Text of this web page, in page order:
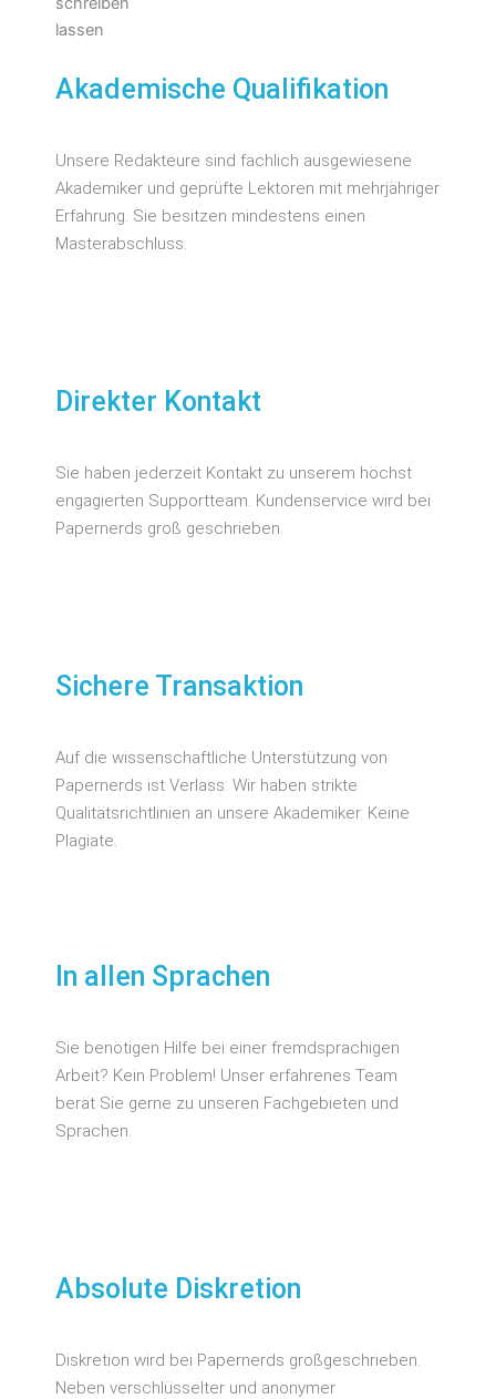
Akademische Qualifikation
Unsere Redakteure sind fachlich ausgewiesene
Akademiker und geprüfte Lektoren mit mehrjähriger
Erfahrung. Sie besitzen mindestens einen
Masterabschluss.
Direkter Kontakt
Sie haben jederzeit Kontakt zu unserem höchst
engagierten Supportteam. Kundenservice wird bei
Papernerds groß geschrieben.
Sichere Transaktion
Auf die wissenschaftliche Unterstützung von
Papernerds ist Verlass. Wir haben strikte
Qualitätsrichtlinien an unsere Akademiker. Keine
Plagiate.
In allen Sprachen
Sie benötigen Hilfe bei einer fremdsprachigen
Arbeit? Kein Problem! Unser erfahrenes Team
berät Sie gerne zu unseren Fachgebieten und
Sprachen.
Absolute Diskretion
Diskretion wird bei Papernerds großgeschrieben.
Neben verschlüsselter und anonymer